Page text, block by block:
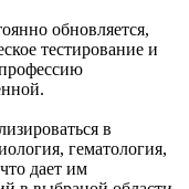
обновляется,
тестирование и
в
гематология,
дает им